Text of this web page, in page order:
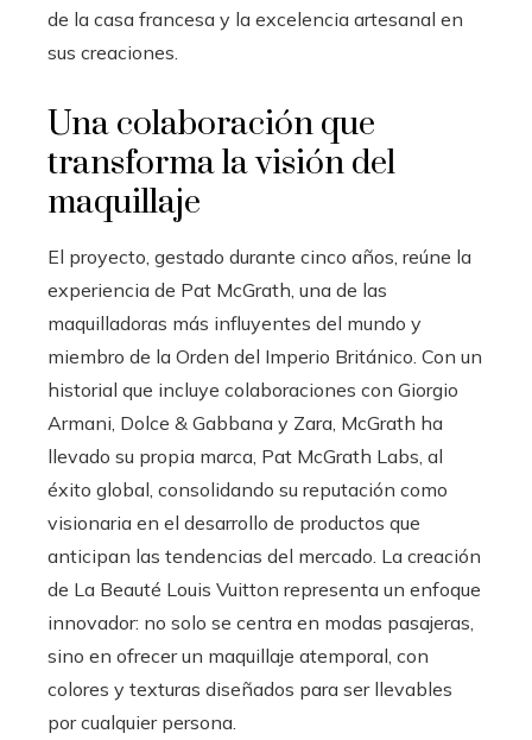
de la casa francesa y la excelencia artesanal en
sus creaciones.
Una colaboración que
transforma la visión del
maquillaje
El proyecto, gestado durante cinco años, reúne la
experiencia de Pat McGrath, una de las
maquilladoras más influyentes del mundo y
miembro de la Orden del Imperio Británico. Con un
historial que incluye colaboraciones con Giorgio
Armani, Dolce & Gabbana y Zara, McGrath ha
llevado su propia marca, Pat McGrath Labs, al
éxito global, consolidando su reputación como
visionaria en el desarrollo de productos que
anticipan las tendencias del mercado. La creación
de La Beauté Louis Vuitton representa un enfoque
innovador: no solo se centra en modas pasajeras,
sino en ofrecer un maquillaje atemporal, con
colores y texturas diseñados para ser llevables
por cualquier persona.